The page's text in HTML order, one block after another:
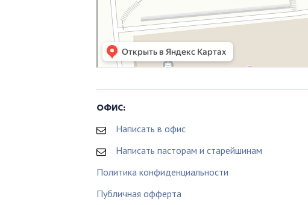
ОФИС:
Написать в офис
Написать пасторам и старейшинам
Политика конфиденциальности
Публичная офферта